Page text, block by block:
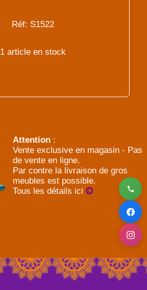
Réf: S1522
1 article en stock
Attention :
Vente exclusive en magasin - Pas
de vente en ligne.
Par contre la livraison de gros
meubles est possible.
Tous les détails ici